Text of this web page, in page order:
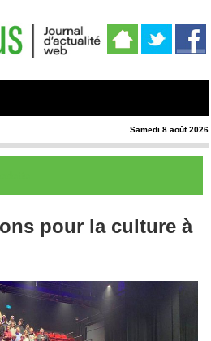
Samedi 8 août 2026
pour la culture à